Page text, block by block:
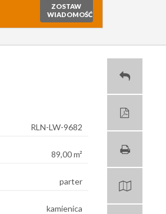
ZOSTAW
WIADOMOŚĆ
RLN-LW-9682
89,00 m²
parter
kamienica